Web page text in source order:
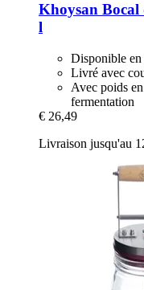
Khoysan Bocal
l
Disponible
Livré avec
Avec poids
fermentation
€ 26,49
Livraison jusqu'au